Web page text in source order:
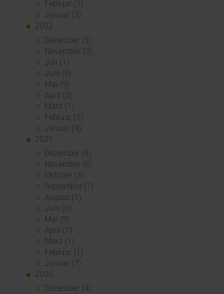
Februar (3)
Januar (3)
2022
Dezember (3)
November (3)
Juli (1)
Juni (8)
Mai (9)
April (3)
März (1)
Februar (1)
Januar (4)
2021
Dezember (5)
November (6)
Oktober (3)
September (1)
August (1)
Juni (6)
Mai (5)
April (7)
März (1)
Februar (1)
Januar (7)
2020
Dezember (4)